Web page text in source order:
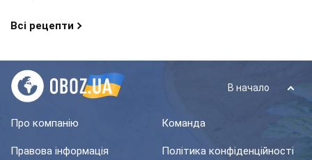
Всі рецепти
В начало
Про компанію Команда
Правова інформація Політика конфіденційності